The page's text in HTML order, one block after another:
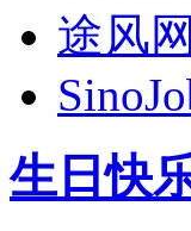
途风网
生日快